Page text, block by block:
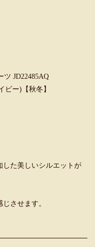
JD22485AQ
ビー)【秋冬】
した美しいシルエットが
させます。